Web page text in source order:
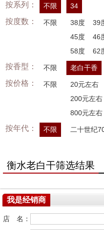
按系列： 不限 34
按度数： 不限 38度 39
45度
46
58度
62
按香型： 不限 老白干香
按价格： 不限 20元左右
200元左右
800元左右
按年代： 不限 二十世纪
衡水老白干筛选结果
我是经销商
店 名：